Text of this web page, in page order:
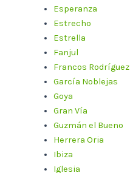
Esperanza
Estrecho
Estrella
Fanjul
Francos Rodríguez
García Noblejas
Goya
Gran Vía
Guzmán el Bueno
Herrera Oria
Ibiza
Iglesia